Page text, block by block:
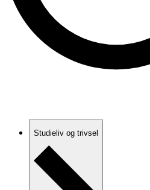
Studieliv og trivsel